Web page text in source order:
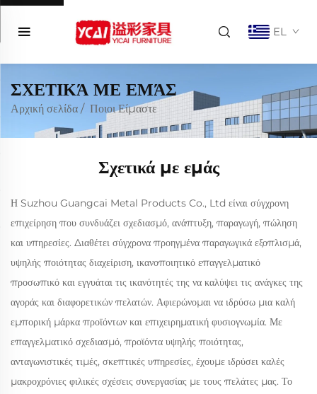
EL
ΣΧΕΤΙΚΆ ΜΕ ΕΜΆΣ
Αρχική σελίδα / Ποιοι Είμαστε
Σχετικά με εμάς
Η Suzhou Guangcai Metal Products Co., Ltd είναι σύγχρονη
επιχείρηση που συνδυάζει σχεδιασμό, ανάπτυξη, παραγωγή, πώληση
και υπηρεσίες. Διαθέτει σύγχρονα προηγμένα παραγωγικά εξοπλισμά,
υψηλής ποιότητας διαχείριση, ικανοποιητικό επαγγελματικό
προσωπικό και εγγυάται τις ικανότητές της να καλύψει τις ανάγκες της
αγοράς και διαφορετικών πελατών. Αφιερώνομαι να ιδρύσω μια καλή
εμπορική μάρκα προϊόντων και επιχειρηματική φυσιογνωμία. Με
επαγγελματικό σχεδιασμό, προϊόντα υψηλής ποιότητας,
ανταγωνιστικές τιμές, σκεπτικές υπηρεσίες, έχουμε ιδρύσει καλές
μακροχρόνιες φιλικές σχέσεις συνεργασίας με τους πελάτες μας. Το